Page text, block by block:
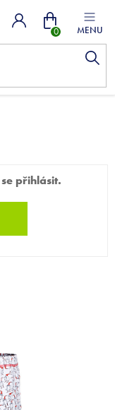
Nákupní
přihlásit.